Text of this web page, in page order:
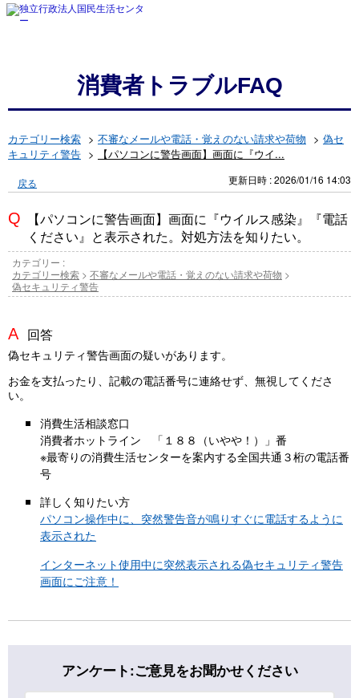
消費者トラブルFAQ
カテゴリー検索 > 不審なメールや電話・覚えのない請求や荷物 > 偽セ
キュリティ警告 > 【パソコンに警告画面】画面に『ウイ...
戻る 更新日時 : 2026/01/16 14:03
【パソコンに警告画面】画面に『ウイルス感染』『電話
ください』と表示された。対処方法を知りたい。
カテゴリー :
カテゴリー検索 > 不審なメールや電話・覚えのない請求や荷物 >
偽セキュリティ警告
回答
偽セキュリティ警告画面の疑いがあります。
お金を支払ったり、記載の電話番号に連絡せず、無視してくださ
い。
消費生活相談窓口
消費者ホットライン 「１８８（いやや！）」番
※最寄りの消費生活センターを案内する全国共通３桁の電話番
号
詳しく知りたい方
パソコン操作中に、突然警告音が鳴りすぐに電話するように
表示された
インターネット使用中に突然表示される偽セキュリティ警告
画面にご注意！
アンケート:ご意見をお聞かせください